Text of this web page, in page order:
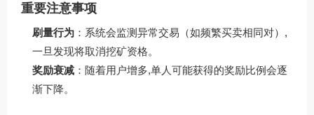
重要注意事项
刷量行为 ：系统会监测异常交易（如频繁买卖相同对）,
一旦发现将取消挖矿资格。
奖励衰减 ：随着用户增多,单人可能获得的奖励比例会逐
渐下降。